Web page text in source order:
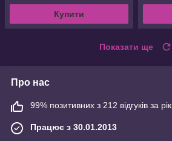
Купити
Показати ще
Про нас
99% позитивних з 212 відгуків за рік
Працює з 30.01.2013